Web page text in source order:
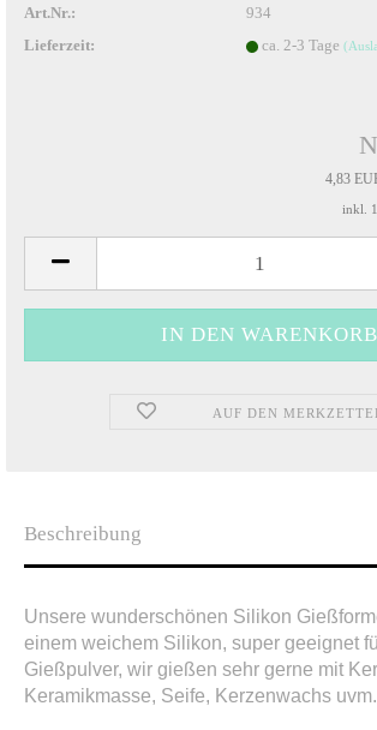
Art.Nr.:
934
Lieferzeit:
ca. 2-3 Tage
4,83
inkl.
AUF DEN
Beschreibung
Unsere wunderschönen Silikon
einem weichem Silikon, super geeignet
Gießpulver, wir gießen sehr gerne mit
Keramikmasse, Seife, Kerzenwachs uvm.